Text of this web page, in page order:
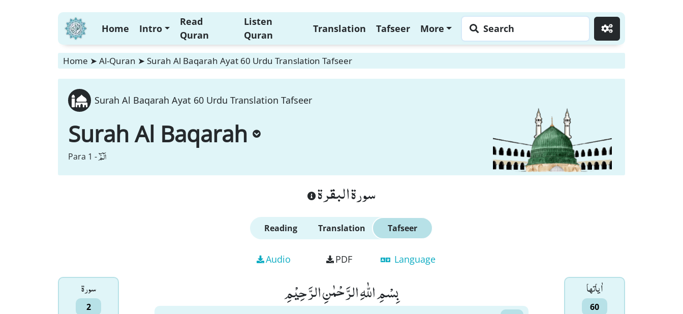
Home Intro
Read
Quran
Listen
Quran
Translation Tafseer More Search
Home ➤ Al-Quran ➤ Surah Al Baqarah Ayat 60 Urdu Translation Tafseer
Surah Al Baqarah Ayat 60 Urdu Translation Tafseer
Surah Al Baqarah
Para 1 -الٓمّٓ
سورة البقرة
Reading Translation Tafseer
Audio PDF Language
سورۃ
2
اٰياتها
60
بِسْمِ اللّٰهِ الرَّحْمٰنِ الرَّحِیْمِ